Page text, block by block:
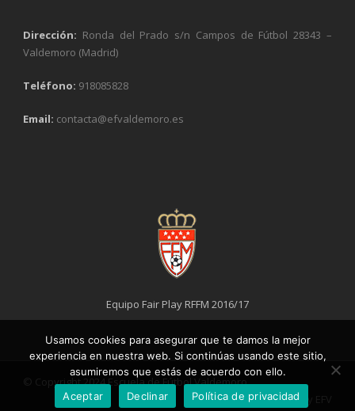
Dirección: Ronda del Prado s/n Campos de Fútbol 28343 –
Valdemoro (Madrid)
Teléfono: 918085828
Email: contacta@efvaldemoro.es
Equipo Fair Play RFFM 2016/17
© Copyright 2024 Escuela de Fútbol Valdemoro
Designed by
Usamos cookies para asegurar que te damos la mejor
experiencia en nuestra web. Si continúas usando este sitio,
asumiremos que estás de acuerdo con ello.
Aceptar
Declinar Política de privacidad